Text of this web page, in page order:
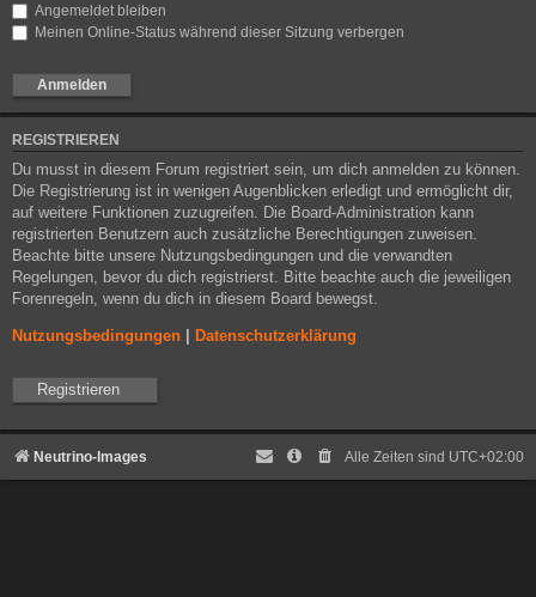
Angemeldet bleiben
Meinen Online-Status während dieser Sitzung verbergen
REGISTRIEREN
Du musst in diesem Forum registriert sein, um dich anmelden zu können.
Die Registrierung ist in wenigen Augenblicken erledigt und ermöglicht dir,
auf weitere Funktionen zuzugreifen. Die Board-Administration kann
registrierten Benutzern auch zusätzliche Berechtigungen zuweisen.
Beachte bitte unsere Nutzungsbedingungen und die verwandten
Regelungen, bevor du dich registrierst. Bitte beachte auch die jeweiligen
Forenregeln, wenn du dich in diesem Board bewegst.
Nutzungsbedingungen Datenschutzerklärung
Registrieren
Neutrino-Images Alle Zeiten sind UTC+02:00